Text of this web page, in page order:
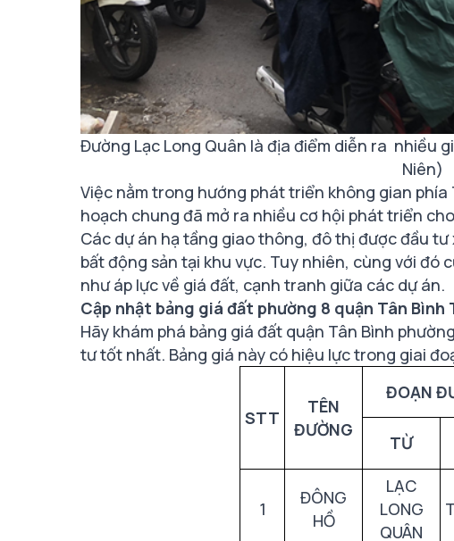
Đường Lạc Long Quân là địa điểm diễn ra nhiều
Niên)
Việc nằm trong hướng phát triển không gian
hoạch chung đã mở ra nhiều cơ hội phát triển
Các dự án hạ tầng giao thông, đô thị được đầu
bất động sản tại khu vực. Tuy nhiên, cùng với
như áp lực về giá đất, cạnh tranh giữa các dự án.
Cập nhật bảng giá đất phường 8 quận Tân Bình
Hãy khám phá bảng giá đất quận Tân Bình
tư tốt nhất. Bảng giá này có hiệu lực trong giai
STT
TÊN
ĐƯỜNG
ĐOẠN
TỪ
1
ĐÔNG
HỒ
LẠC
LONG
QUÂN